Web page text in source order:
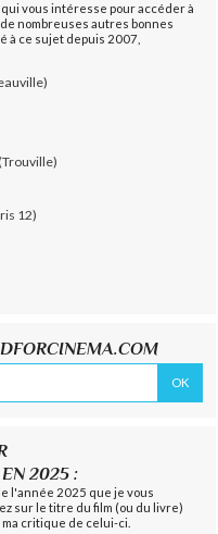
vous intéresse pour accéder à
nombreuses autres bonnes
à ce sujet depuis 2007,
12)
2025 :
l'année 2025 que je vous
sur le titre du film (ou du livre)
critique de celui-ci.